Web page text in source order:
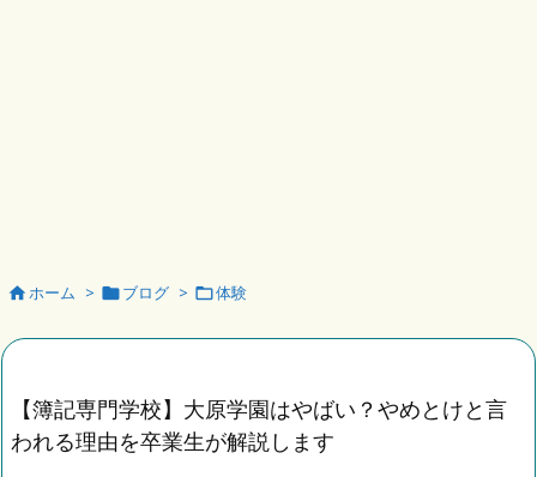
ホーム > ブログ > 体験
【簿記専門学校】大原学園はやばい？やめとけと言
われる理由を卒業生が解説します